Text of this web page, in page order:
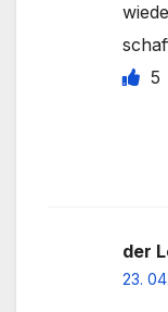
5
der
23.